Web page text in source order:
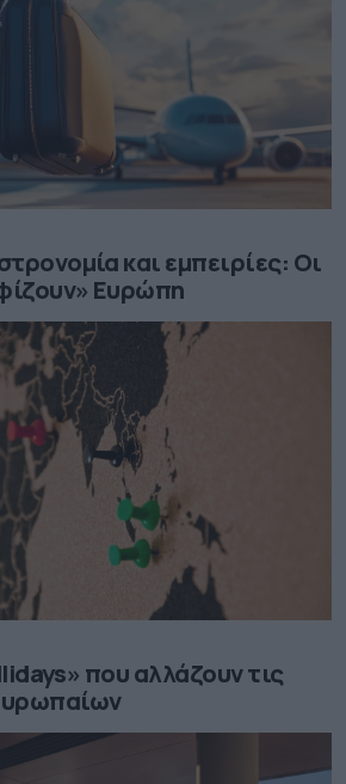
και εμπειρίες: Οι
Ευρώπη
που αλλάζουν τις